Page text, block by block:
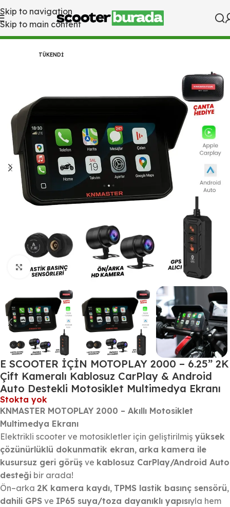
Skip to navigation
Skip to main content
Ana Sayfa Mağaza
TÜKENDI
Büyütmek için tıklayın
E SCOOTER İÇİN MOTOPLAY 2000 – 6.25” 2K
Çift Kameralı Kablosuz CarPlay & Android
Auto Destekli Motosiklet Multimedya Ekranı
Stokta yok
KNMASTER MOTOPLAY 2000 – Akıllı Motosiklet
Multimedya Ekranı
Elektrikli scooter ve motosikletler için geliştirilmiş yüksek
çözünürlüklü dokunmatik ekran, arka kamera ile
kusursuz geri görüş ve kablosuz CarPlay/Android Auto
desteği bir arada!
Ön–arka 2K kamera kaydı, TPMS lastik basınç sensörü,
dahili GPS ve IP65 suya/toza dayanıklı yapısıyla hem